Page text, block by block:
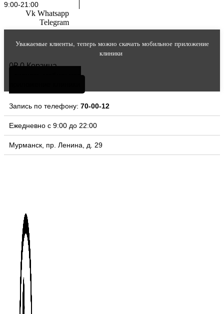
9:00-21:00
Vk Whatsapp
Telegram
Уважаемые клиенты, теперь можно скачать мобильное приложение
клиники
0₽ 0 Корзина
Запись по телефону: 70-00-12
Ежедневно с 9:00 до 22:00
Мурманск, пр. Ленина, д. 29